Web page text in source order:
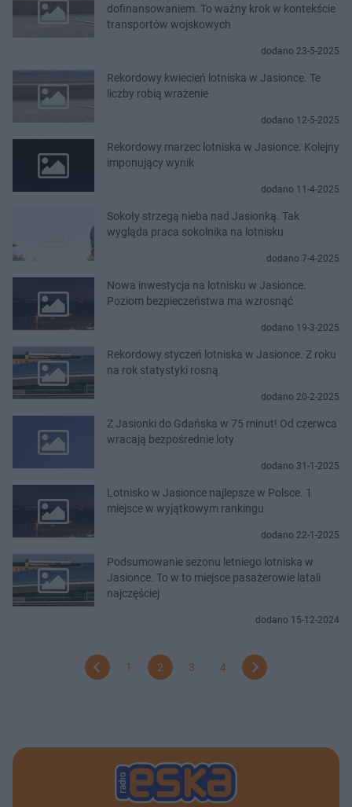
dofinansowaniem. To ważny krok w kontekście
transportów wojskowych
dodano 23-5-2025
Rekordowy kwiecień lotniska w Jasionce. Te
liczby robią wrażenie
dodano 12-5-2025
Rekordowy marzec lotniska w Jasionce. Kolejny
imponujący wynik
dodano 11-4-2025
Sokoły strzegą nieba nad Jasionką. Tak
wygląda praca sokolnika na lotnisku
dodano 7-4-2025
Nowa inwestycja na lotnisku w Jasionce.
Poziom bezpieczeństwa ma wzrosnąć
dodano 19-3-2025
Rekordowy styczeń lotniska w Jasionce. Z roku
na rok statystyki rosną
dodano 20-2-2025
Z Jasionki do Gdańska w 75 minut! Od czerwca
wracają bezpośrednie loty
dodano 31-1-2025
Lotnisko w Jasionce najlepsze w Polsce. 1
miejsce w wyjątkowym rankingu
dodano 22-1-2025
Podsumowanie sezonu letniego lotniska w
Jasionce. To w to miejsce pasażerowie latali
najczęściej
dodano 15-12-2024
1 2 3 4